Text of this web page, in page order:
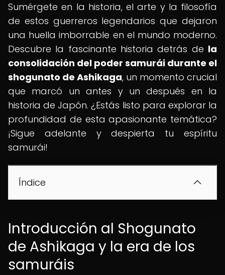
Sumérgete en la historia, el arte y la filosofía
de estos guerreros legendarios que dejaron
una huella imborrable en el mundo moderno.
Descubre la fascinante historia detrás de la
consolidación del poder samurái durante el
shogunato de Ashikaga, un momento crucial
que marcó un antes y un después en la
historia de Japón. ¿Estás listo para explorar la
profundidad de esta apasionante temática?
¡Sigue adelante y despierta tu espíritu
samurái!
Índice
Introducción al Shogunato
de Ashikaga y la era de los
samuráis